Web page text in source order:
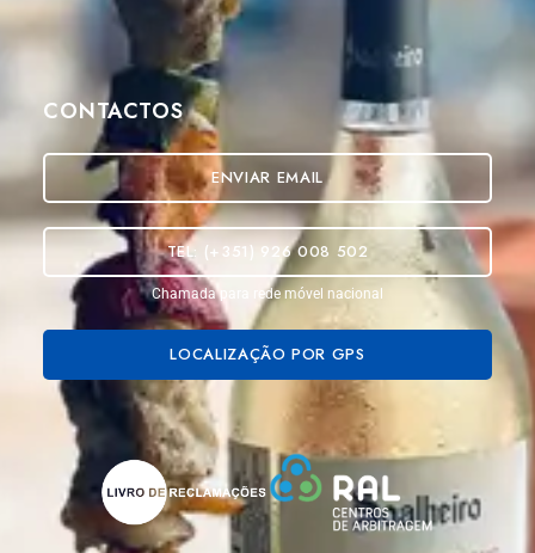
CONTACTOS
ENVIAR EMAIL
TEL: (+351) 926 008 502
Chamada para rede móvel nacional
LOCALIZAÇÃO POR GPS